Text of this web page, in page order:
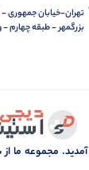
تهران-خیابان جمهوری
بزرگمهر - طبقه چهارم -